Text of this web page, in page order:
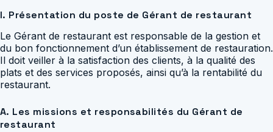
I. Présentation du poste de Gérant de restaurant
Le Gérant de restaurant est responsable de la gestion et
du bon fonctionnement d’un établissement de restauration.
Il doit veiller à la satisfaction des clients, à la qualité des
plats et des services proposés, ainsi qu’à la rentabilité du
restaurant.
A. Les missions et responsabilités du Gérant de
restaurant